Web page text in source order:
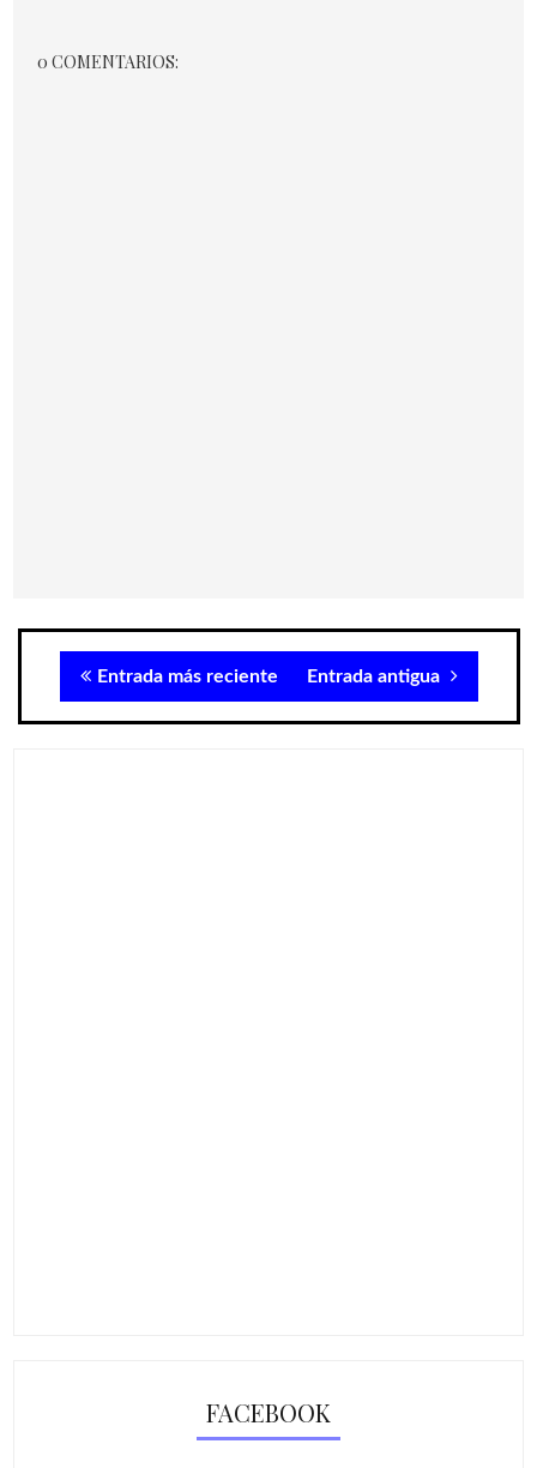
0 COMENTARIOS:
Entrada más reciente Entrada antigua
FACEBOOK